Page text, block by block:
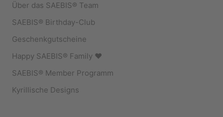
Über das SAEBIS® Team
SAEBIS® Birthday-Club
Geschenkgutscheine
Happy SAEBIS® Family ♥︎
SAEBIS® Member Programm
Kyrillische Designs